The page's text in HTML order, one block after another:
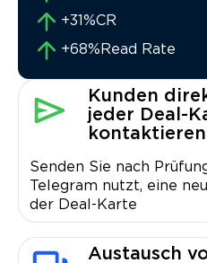
+31%CR
+68% Read Rate
Kunden
jeder Deal-
kontaktieren
Senden Sie nach
Telegram nutzt, eine
der Deal-Karte
Austausch